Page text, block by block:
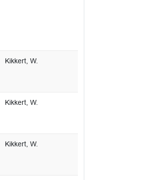
Kikkert, W.
Kikkert, W.
Kikkert, W.